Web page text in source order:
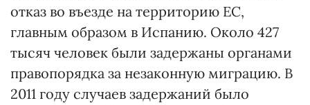
отказ во въезде на территорию ЕС,
главным образом в Испанию. Около 427
тысяч человек были задержаны органами
правопорядка за незаконную миграцию. В
2011 году случаев задержаний было